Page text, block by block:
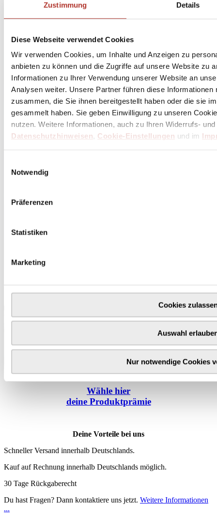
Zustimmung Details
Diese Webseite verwendet Cookies
Wir verwenden Cookies, um Inhalte und Anzeigen zu
anbieten zu können und die Zugriffe auf unsere Website zu
Informationen zu Ihrer Verwendung unserer Website an
Analysen weiter. Unsere Partner führen diese
zusammen, die Sie ihnen bereitgestellt haben oder die sie
gesammelt haben. Sie geben Einwilligung zu unseren
nutzen. Weitere Informationen, auch zu Ihren Widerrufs-
Datenschutzhinweisen, Cookie-Einstellungen und im
Notwendig
Präferenzen
Statistiken
Marketing
Cookies
Auswahl
Nur notwendige Cookies
Wähle hier
deine Produktprämie
Deine Vorteile bei uns
Schneller Versand innerhalb Deutschlands.
Kauf auf Rechnung innerhalb Deutschlands möglich.
30 Tage Rückgaberecht
Du hast Fragen? Dann kontaktiere uns jetzt. Weitere Informationen
...